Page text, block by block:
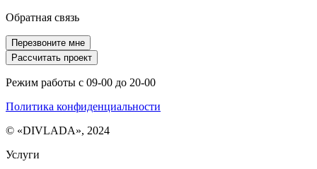
Обратная связь
Перезвоните мне
Рассчитать проект
Режим работы с 09-00 до 20-00
Политика конфиденциальности
© «DIVLADA», 2024
Услуги